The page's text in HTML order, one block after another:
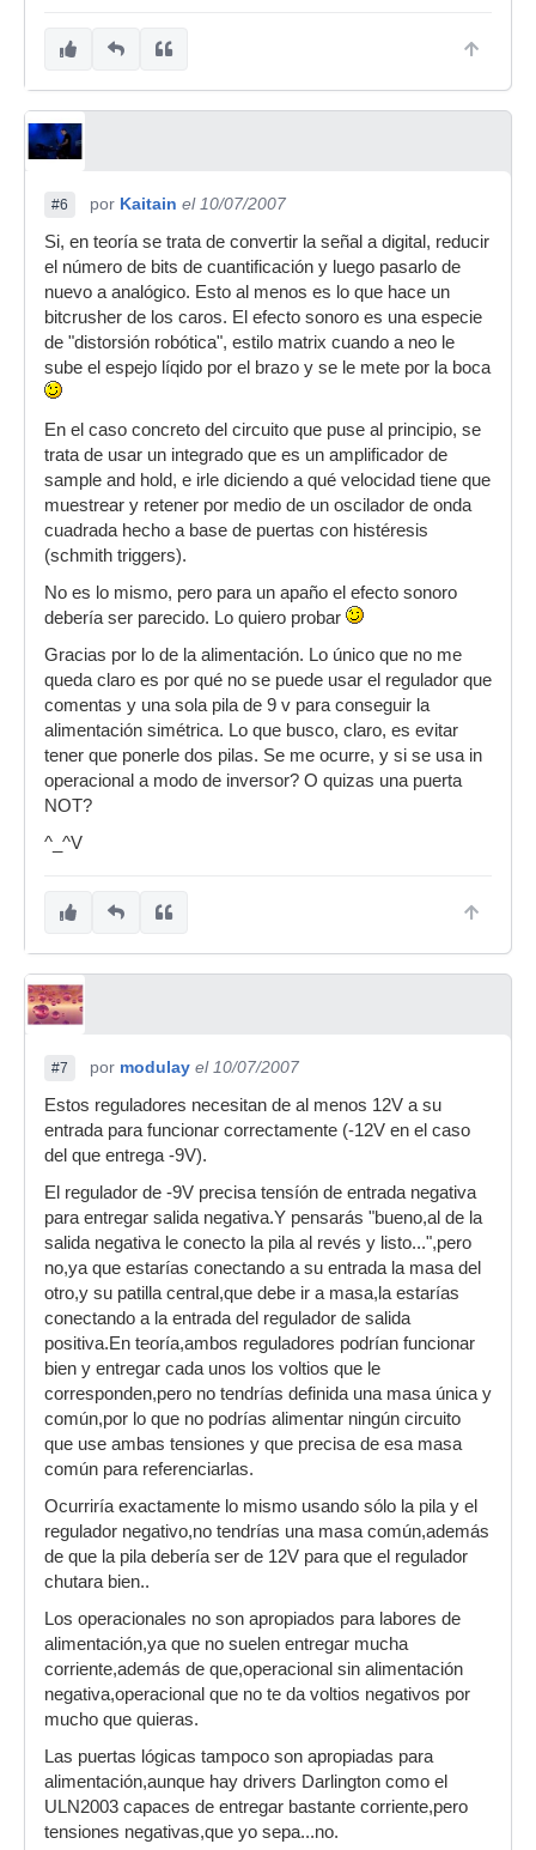
#6 por Kaitain el 10/07/2007
Si, en teoría se trata de convertir la señal a digital, reducir
el número de bits de cuantificación y luego pasarlo de
nuevo a analógico. Esto al menos es lo que hace un
bitcrusher de los caros. El efecto sonoro es una especie
de "distorsión robótica", estilo matrix cuando a neo le
sube el espejo líqido por el brazo y se le mete por la boca
En el caso concreto del circuito que puse al principio, se
trata de usar un integrado que es un amplificador de
sample and hold, e irle diciendo a qué velocidad tiene que
muestrear y retener por medio de un oscilador de onda
cuadrada hecho a base de puertas con histéresis
(schmith triggers).
No es lo mismo, pero para un apaño el efecto sonoro
debería ser parecido. Lo quiero probar
Gracias por lo de la alimentación. Lo único que no me
queda claro es por qué no se puede usar el regulador que
comentas y una sola pila de 9 v para conseguir la
alimentación simétrica. Lo que busco, claro, es evitar
tener que ponerle dos pilas. Se me ocurre, y si se usa in
operacional a modo de inversor? O quizas una puerta
NOT?
^_^V
#7 por modulay el 10/07/2007
Estos reguladores necesitan de al menos 12V a su
entrada para funcionar correctamente (-12V en el caso
del que entrega -9V).
El regulador de -9V precisa tensíón de entrada negativa
para entregar salida negativa.Y pensarás "bueno,al de la
salida negativa le conecto la pila al revés y listo...",pero
no,ya que estarías conectando a su entrada la masa del
otro,y su patilla central,que debe ir a masa,la estarías
conectando a la entrada del regulador de salida
positiva.En teoría,ambos reguladores podrían funcionar
bien y entregar cada unos los voltios que le
corresponden,pero no tendrías definida una masa única y
común,por lo que no podrías alimentar ningún circuito
que use ambas tensiones y que precisa de esa masa
común para referenciarlas.
Ocurriría exactamente lo mismo usando sólo la pila y el
regulador negativo,no tendrías una masa común,además
de que la pila debería ser de 12V para que el regulador
chutara bien..
Los operacionales no son apropiados para labores de
alimentación,ya que no suelen entregar mucha
corriente,además de que,operacional sin alimentación
negativa,operacional que no te da voltios negativos por
mucho que quieras.
Las puertas lógicas tampoco son apropiadas para
alimentación,aunque hay drivers Darlington como el
ULN2003 capaces de entregar bastante corriente,pero
tensiones negativas,que yo sepa...no.